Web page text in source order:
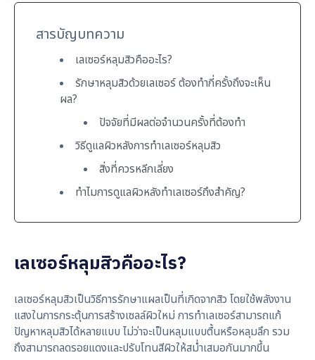
สารบัญบทความ
เลเซอร์หลุมสิวคืออะไร?
รักษาหลุมสิวด้วยเลเซอร์ ต้องทำกี่ครั้งถึงจะเห็น
ผล?
ปัจจัยที่มีผลต่อจำนวนครั้งที่ต้องทำ
วิธีดูแลผิวหลังการทำเลเซอร์หลุมสิว
สิ่งที่ควรหลีกเลี่ยง
ทำไมการดูแลผิวหลังทำเลเซอร์ถึงสำคัญ?
เลเซอร์หลุมสิวคืออะไร?
เลเซอร์หลุมสิวเป็นวิธีการรักษาแผลเป็นที่เกิดจากสิว โดยใช้พลังงาน
แสงในการกระตุ้นการสร้างเซลล์ผิวใหม่ การทำเลเซอร์สามารถแก้
ปัญหาหลุมสิวได้หลายแบบ ไม่ว่าจะเป็นหลุมแบบตื้นหรือหลุมลึก รวม
ถึงสามารถลดรอยแดงและปรับโทนสีผิวให้สม่ำเสมอกันมากขึ้น